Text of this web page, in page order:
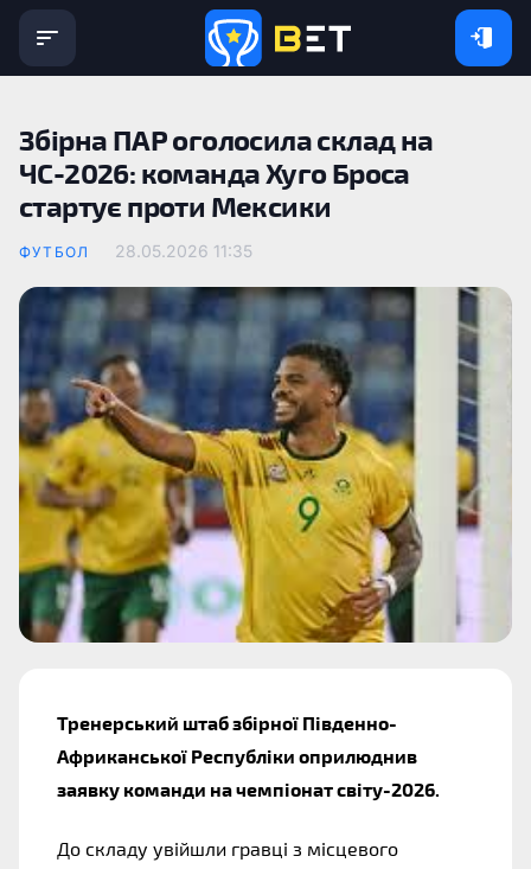
Збірна ПАР оголосила склад на
ЧС-2026: команда Хуго Броса
стартує проти Мексики
ФУТБОЛ 28.05.2026 11:35
Тренерський штаб збірної Південно-
Африканської Республіки оприлюднив
заявку команди на чемпіонат світу-2026.
До складу увійшли гравці з місцевого